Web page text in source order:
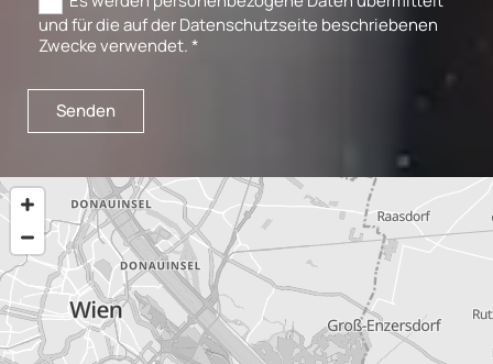
und für die auf der Datenschutzseite beschriebenen
Zwecke verwendet. *